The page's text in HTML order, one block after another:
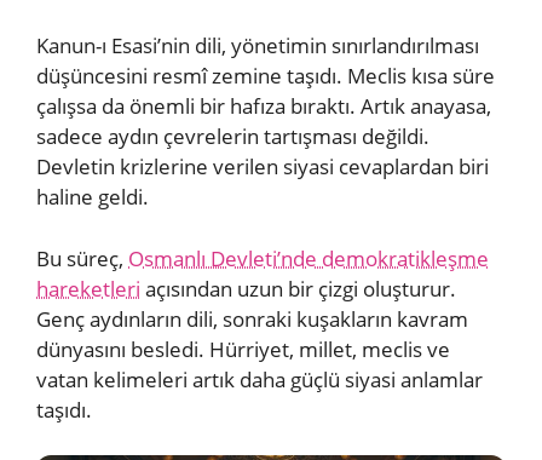
Kanun-ı Esasi’nin dili, yönetimin sınırlandırılması
düşüncesini resmî zemine taşıdı. Meclis kısa süre
çalışsa da önemli bir hafıza bıraktı. Artık anayasa,
sadece aydın çevrelerin tartışması değildi.
Devletin krizlerine verilen siyasi cevaplardan biri
haline geldi.
Bu süreç, Osmanlı Devleti’nde demokratikleşme
hareketleri açısından uzun bir çizgi oluşturur.
Genç aydınların dili, sonraki kuşakların kavram
dünyasını besledi. Hürriyet, millet, meclis ve
vatan kelimeleri artık daha güçlü siyasi anlamlar
taşıdı.